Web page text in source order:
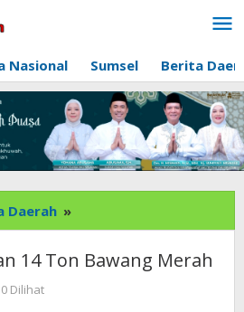
Nasional Sumsel Berita
Daerah »
hektar
14
14 Ton Bawang Merah
Dilihat